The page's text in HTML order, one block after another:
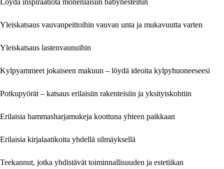
Yleiskatsaus vauvanpeittoihin vauvan unta ja mukavuutta varten
Yleiskatsaus lastenvaunuihin
Kylpyammeet jokaiseen makuun – löydä ideoita kylpyhuoneeseesi
Potkupyörät – katsaus erilaisiin rakenteisiin ja yksityiskohtiin
Erilaisia hammasharjamukeja koottuna yhteen paikkaan
Erilaisia kirjalaatikoita yhdellä silmäyksellä
Teekannut, jotka yhdistävät toiminnallisuuden ja estetiikan